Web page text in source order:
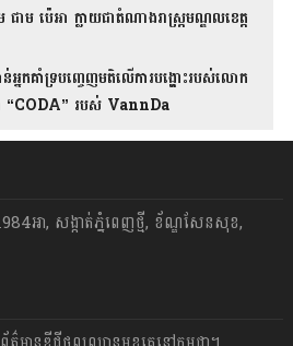
ជាម ប៉េអា ក្លាយជាតំណាងរាស្ត្រមណ្ឌលខេត្ត
កគាំទ្របញ្ចេញមតិលើការបង្ហោះរបស់លោក
“CODA” រ​​​បស់ VannDa
អា, សង្កាត់ភ្នំពេញថ្មី, ខ័ណ្ឌសែនសុខ,